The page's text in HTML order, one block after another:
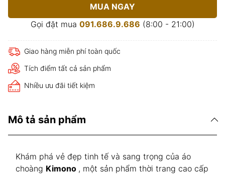
MUA NGAY
Gọi đặt mua 091.686.9.686 (8:00 - 21:00)
Giao hàng miễn phí toàn quốc
Tích điểm tất cả sản phẩm
Nhiều ưu đãi tiết kiệm
Mô tả sản phẩm
Khám phá vẻ đẹp tinh tế và sang trọng của áo
choàng Kimono , một sản phẩm thời trang cao cấp